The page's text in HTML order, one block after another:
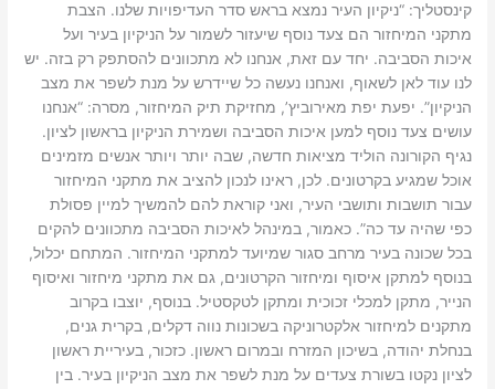
קינסטליך: “ניקיון העיר נמצא בראש סדר העדיפויות שלנו. הצבת
מתקני המיחזור הם צעד נוסף שיעזור לשמור על הניקיון בעיר ועל
איכות הסביבה. יחד עם זאת, אנחנו לא מתכוונים להסתפק רק בזה. יש
לנו עוד לאן לשאוף, ואנחנו נעשה כל שיידרש על מנת לשפר את מצב
הניקיון”. יפעת יפת מאירוביץ’, מחזיקת תיק המיחזור, מסרה: “אנחנו
עושים צעד נוסף למען איכות הסביבה ושמירת הניקיון בראשון לציון.
נגיף הקורונה הוליד מציאות חדשה, שבה יותר ויותר אנשים מזמינים
אוכל שמגיע בקרטונים. לכן, ראינו לנכון להציב את מתקני המיחזור
עבור תושבות ותושבי העיר, ואני קוראת להם להמשיך למיין פסולת
כפי שהיה עד כה”. כאמור, במינהל לאיכות הסביבה מתכוונים להקים
בכל שכונה בעיר מרחב סגור שמיועד למתקני המיחזור. המתחם יכלול,
בנוסף למתקן איסוף ומיחזור הקרטונים, גם את מתקני מיחזור ואיסוף
הנייר, מתקן למכלי זכוכית ומתקן לטקסטיל. בנוסף, יוצבו בקרוב
מתקנים למיחזור אלקטרוניקה בשכונות נווה דקלים, בקרית גנים,
בנחלת יהודה, בשיכון המזרח ובמרום ראשון. כזכור, בעיריית ראשון
לציון נקטו בשורת צעדים על מנת לשפר את מצב הניקיון בעיר. בין